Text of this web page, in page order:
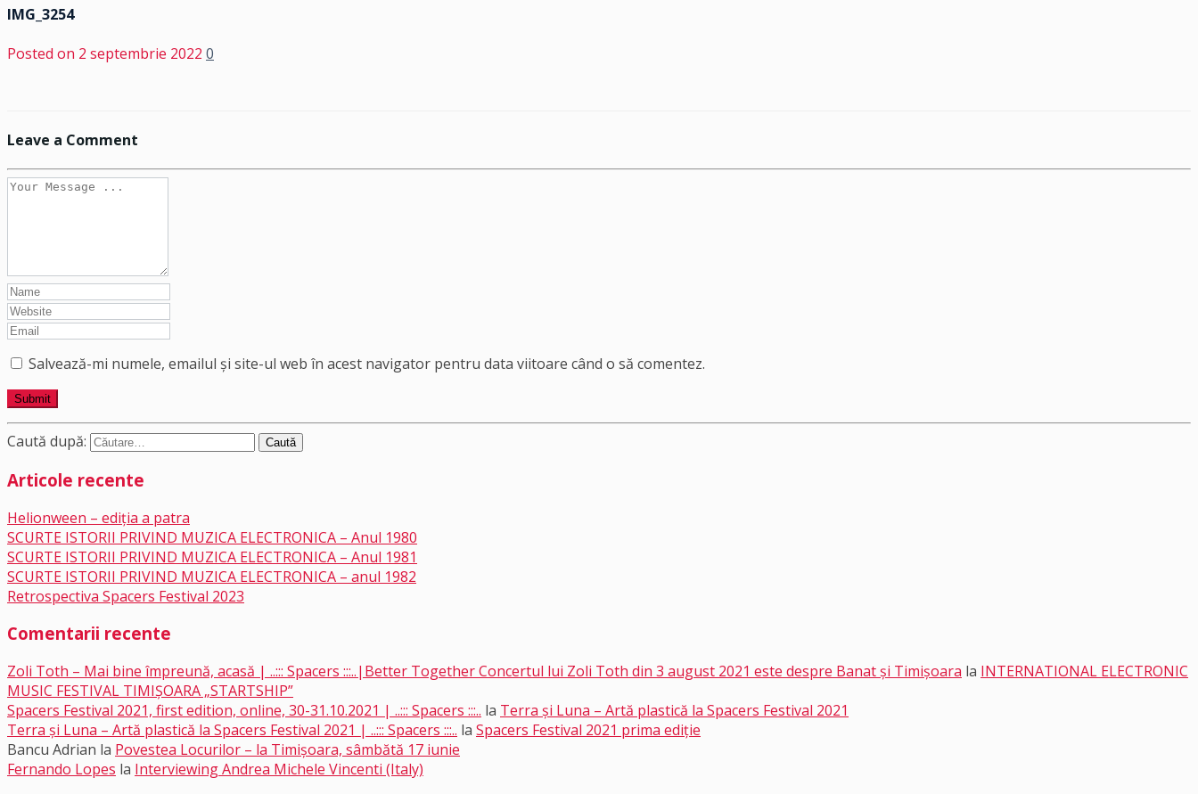
IMG_3254
Posted on 2 septembrie 2022 0
Leave a Comment
Salvează-mi numele, emailul și site-ul web în acest navigator pentru data viitoare când o să comentez.
Caută după:
Articole recente
Helionween – ediția a patra
SCURTE ISTORII PRIVIND MUZICA ELECTRONICA – Anul 1980
SCURTE ISTORII PRIVIND MUZICA ELECTRONICA – Anul 1981
SCURTE ISTORII PRIVIND MUZICA ELECTRONICA – anul 1982
Retrospectiva Spacers Festival 2023
Comentarii recente
Zoli Toth – Mai bine împreună, acasă | ..::: Spacers :::..|Better Together Concertul lui Zoli Toth din 3 august 2021 este despre Banat și Timișoara la INTERNATIONAL ELECTRONIC
MUSIC FESTIVAL TIMIȘOARA „STARTSHIP”
Spacers Festival 2021, first edition, online, 30-31.10.2021 | ..::: Spacers :::.. la Terra și Luna – Artă plastică la Spacers Festival 2021
Terra și Luna – Artă plastică la Spacers Festival 2021 | ..::: Spacers :::.. la Spacers Festival 2021 prima ediție
Bancu Adrian la Povestea Locurilor – la Timișoara, sâmbătă 17 iunie
Fernando Lopes la Interviewing Andrea Michele Vincenti (Italy)